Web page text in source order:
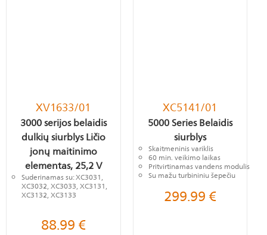
XV1633/01
3000 serijos belaidis
dulkių siurblys Ličio
jonų maitinimo
elementas, 25,2 V
Suderinamas su: XC3031,
XC3032, XC3033, XC3131,
XC3132, XC3133
88.99€
XC5141/01
5000 Series Belaidis
siurblys
Skaitmeninis variklis
60 min. veikimo laikas
Pritvirtinamas vandens modulis
Su mažu turbininiu šepečiu
299.99€